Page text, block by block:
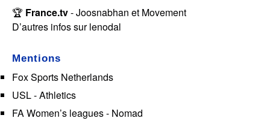
🏆 France.tv-Joosnabhan et Movement
D’autres infos surlenodal
Mentions
Fox Sports Netherlands
USL - Athletics
FA Women’s leagues - Nomad